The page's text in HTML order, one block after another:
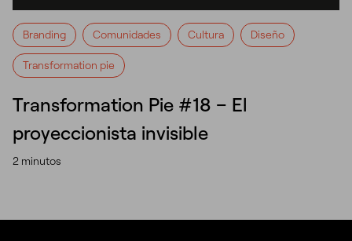
Branding Comunidades Cultura Diseño
Transformation pie
Transformation Pie #18 – El
proyeccionista invisible
2 minutos